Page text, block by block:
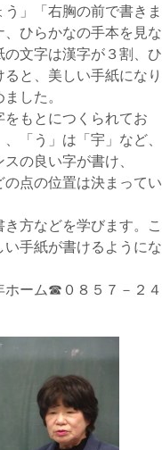
う」「右胸の前で書きま
ひらかなの手本を見な
文字は漢字が３割、ひ
と、美しい手紙になり
した。
もとにつくられてお
「う」は「宇」など、
の良い字が書け、
の点の位置は決まってい
方などを学びます。こ
手紙が書けるようにな
ーム☎０８５７－２４